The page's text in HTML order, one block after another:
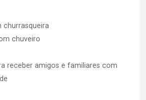
churrasqueira
chuveiro
receber amigos e familiares com